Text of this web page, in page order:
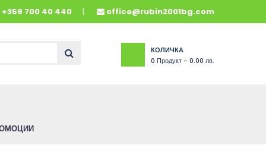
+359 700 40 440 office@rubin2001bg.com
КОЛИЧКА
0 Продукт - 0.00 лв.